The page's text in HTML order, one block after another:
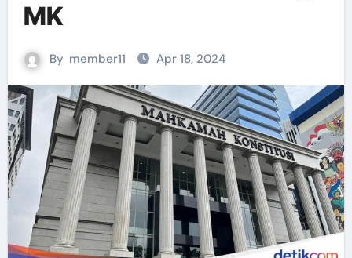
MK
By member11 Apr 18, 2024